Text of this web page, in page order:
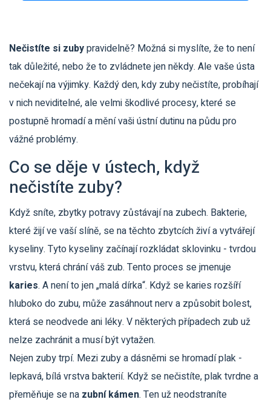
Nečistíte si zubypravidelně? Možná si myslíte, že to není
tak důležité, nebo že to zvládnete jen někdy. Ale vaše ústa
nečekají na výjimky. Každý den, kdy zuby nečistíte, probíhají
v nich neviditelné, ale velmi škodlivé procesy, které se
postupně hromadí a mění vaši ústní dutinu na půdu pro
vážné problémy.
Co se děje v ústech, když
nečistíte zuby?
Když sníte, zbytky potravy zůstávají na zubech. Bakterie,
které žijí ve vaší slíně, se na těchto zbytcích živí a vytvářejí
kyseliny. Tyto kyseliny začínají rozkládat sklovinku - tvrdou
vrstvu, která chrání váš zub. Tento proces se jmenuje
karies. A není to jen „malá dírka“. Když se karies rozšíří
hluboko do zubu, může zasáhnout nerv a způsobit bolest,
která se neodvede ani léky. V některých případech zub už
nelze zachránit a musí být vytažen.
Nejen zuby trpí. Mezi zuby a dásněmi se hromadí plak -
lepkavá, bílá vrstva bakterií. Když se nečistíte, plak tvrdne a
přeměňuje se na zubní kámen. Ten už neodstraníte